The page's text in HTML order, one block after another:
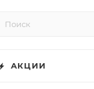
АКЦИИ